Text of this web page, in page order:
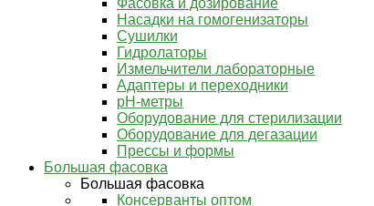
Фасовка и дозирование
Насадки на гомогенизаторы
Сушилки
Гидролаторы
Измельчители лабораторные
Адаптеры и переходники
pH-метры
Оборудование для стерилизации
Оборудование для дегазации
Прессы и формы
Большая фасовка
Большая фасовка
Консерванты оптом